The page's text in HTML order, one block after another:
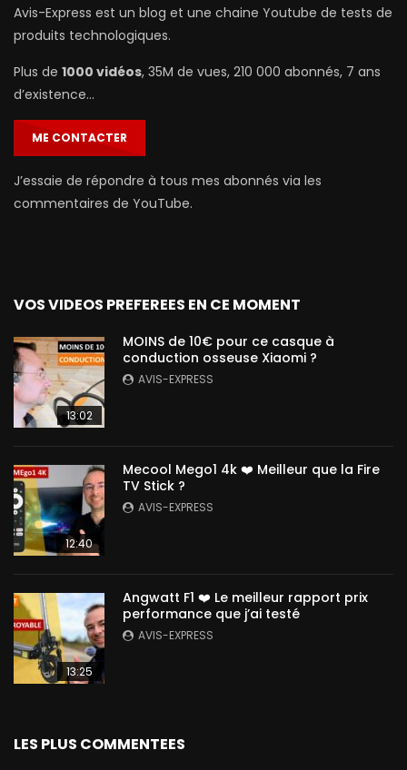
Avis-Express est un blog et une chaine Youtube de tests de
produits technologiques.
Plus de 1000 vidéos, 35M de vues, 210 000 abonnés, 7 ans
d’existence…
ME CONTACTER
J’essaie de répondre à tous mes abonnés via les
commentaires de YouTube.
VOS VIDEOS PREFEREES EN CE MOMENT
13:02
MOINS de 10€ pour ce casque à
conduction osseuse Xiaomi ?
AVIS-EXPRESS
12:40
Mecool Mego1 4k ❤️ Meilleur que la Fire
TV Stick ?
AVIS-EXPRESS
13:25
Angwatt F1 ❤️ Le meilleur rapport prix
performance que j’ai testé
AVIS-EXPRESS
LES PLUS COMMENTEES